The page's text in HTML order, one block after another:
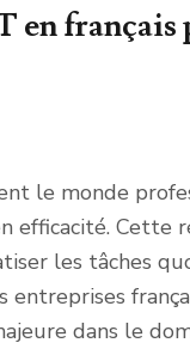
en français
le monde
efficacité. Cette
les tâches
entreprises
dans le